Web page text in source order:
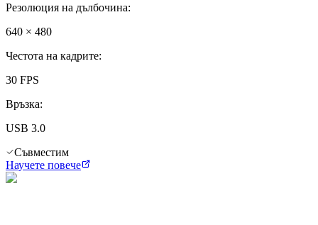
Резолюция на дълбочина:
640 × 480
Честота на кадрите:
30 FPS
Връзка:
USB 3.0
Съвместим
Научете повече